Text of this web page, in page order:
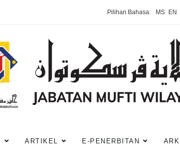
Pilihan Bahasa: MS EN
ARTIKEL E-PENERBITAN